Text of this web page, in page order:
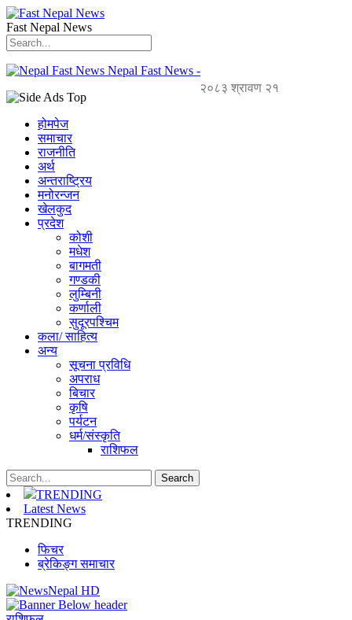
Fast Nepal News
Nepal Fast News -
२०८३ श्रावण २१
होमपेज
समाचार
राजनीति
अर्थ
अन्तराष्ट्रिय
मनोरन्जन
खेलकुद
प्रदेश
कोशी
मधेश
बागमती
गण्डकी
लुम्बिनी
कर्णाली
सुदूरपश्चिम
कला/ साहित्य
अन्य
सूचना प्रविधि
अपराध
बिचार
कृषि
पर्यटन
धर्म/संस्कृति
राशिफल
TRENDING
Latest News
TRENDING
फिचर
ब्रेकिङ्ग समाचार